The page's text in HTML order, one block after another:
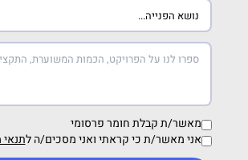
מאשר/ת קבלת חומר פרסומי
אני מאשר/ת כי קראתי ואני מסכים/ה לתנאי